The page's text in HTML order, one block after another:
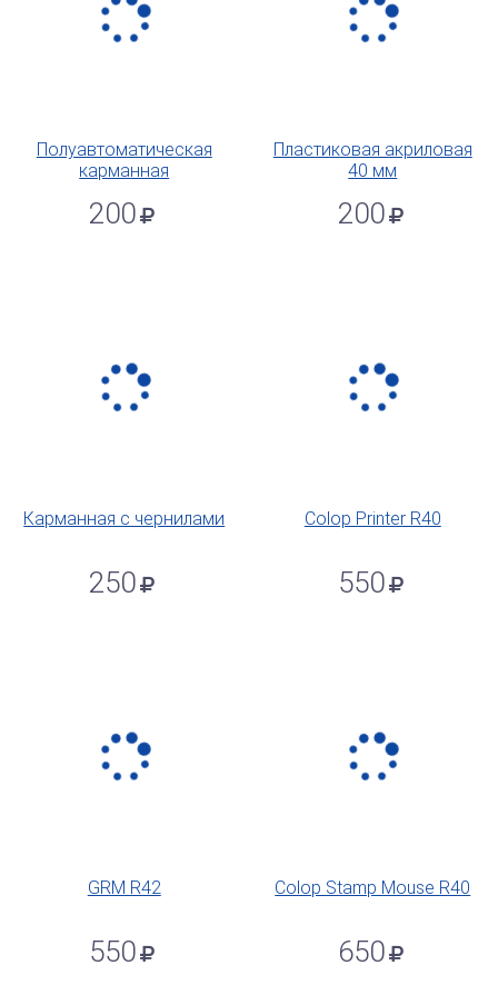
Полуавтоматическая
карманная
200
Пластиковая акриловая
40 мм
200
Карманная с чернилами
250
Colop Printer R40
550
GRM R42
550
Colop Stamp Mouse R40
650